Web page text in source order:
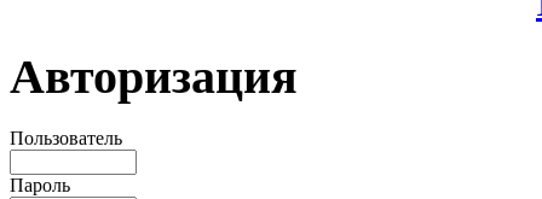
Авторизация
Пользователь
Пароль